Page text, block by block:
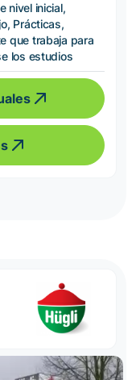
nivel inicial,
Prácticas,
que trabaja para
los estudios